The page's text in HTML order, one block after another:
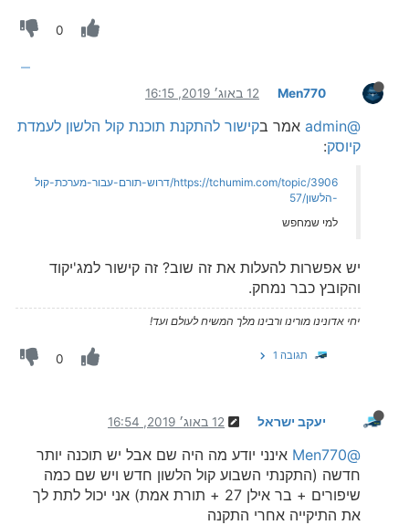
0
Men770 12 באוג׳ 2019, 16:15
@admin אמר בקישור להתקנת תוכנת קול הלשון לעמדת
קיוסק:
https://tchumim.com/topic/3906/דרוש-תורם-עבור-מערכת-קול
-הלשון/57
למי שמחפש
יש אפשרות להעלות את זה שוב? זה קישור למג'יקוד
והקובץ כבר נמחק.
יחי אדונינו מורינו ורבינו מלך המשיח לעולם ועד!
תגובה 1 0
יעקב ישראל 12 באוג׳ 2019, 16:54
@Men770
אינני יודע מה היה שם אבל יש תוכנה יותר
חדשה (התקנתי השבוע קול הלשון חדש ויש שם כמה
שיפורים + בר אילן 27 + תורת אמת) אני יכול לתת לך
את התיקייה אחרי התקנה